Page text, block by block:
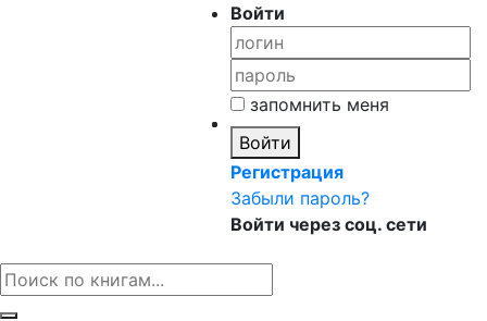
Войти
запомнить меня
Войти
Регистрация
Забыли пароль?
Войти через соц. сети